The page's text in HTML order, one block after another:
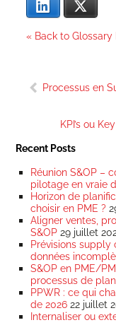
Lin­ke­dIn
« Back to Glossary
de
Processus en
KPI’s ou
Recent Posts
Réunion S&OP –
pilotage en vraie
Horizon de
choisir en PME ?
Aligner ventes,
S&OP 29 juillet
Prévisions
données
S&OP en PME/
processus de
PPWR : ce qui
de 2026 22 juillet
Internaliser ou